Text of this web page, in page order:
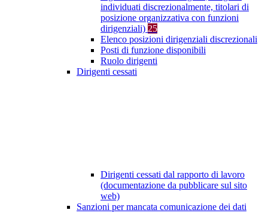
individuati discrezionalmente, titolari di
posizione organizzativa con funzioni
dirigenziali) 25
Elenco posizioni dirigenziali discrezionali
Posti di funzione disponibili
Ruolo dirigenti
Dirigenti cessati
Dirigenti cessati dal rapporto di lavoro
(documentazione da pubblicare sul sito
web)
Sanzioni per mancata comunicazione dei dati